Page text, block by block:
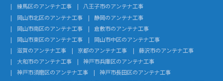
練馬区のアンテナ工事
八王子市のアンテナ工事
岡山市北区のアンテナ工事
静岡のアンテナ工事
岡山市南区のアンテナ工事
倉敷市のアンテナ工事
岡山市東区のアンテナ工事
岡山市中区のアンテナ工事
滋賀のアンテナ工事
京都のアンテナ工事
藤沢市のアンテナ工事
大和市のアンテナ工事
神戸市兵庫区のアンテナ工事
神戸市須磨区のアンテナ工事
神戸市長田区のアンテナ工事